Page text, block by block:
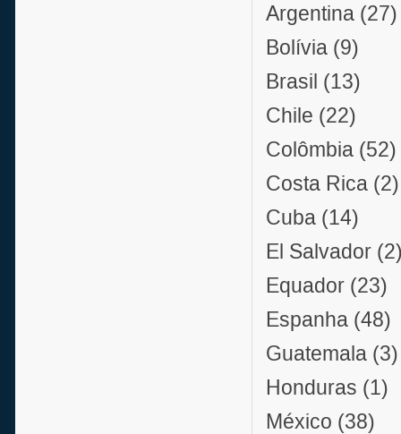
Argentina (27)
Bolívia (9)
Brasil (13)
Chile (22)
Colômbia (52)
Costa Rica (2)
Cuba (14)
El Salvador
Equador (23)
Espanha (48)
Guatemala (3)
Honduras (1)
México (38)